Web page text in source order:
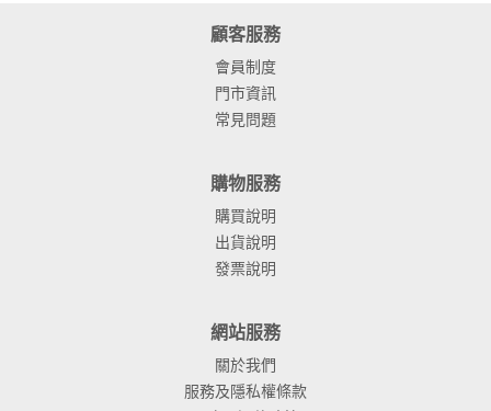
顧客服務
會員制度
門市資訊
常見問題
購物服務
購買說明
出貨說明
發票說明
網站服務
關於我們
服務及隱私權條款